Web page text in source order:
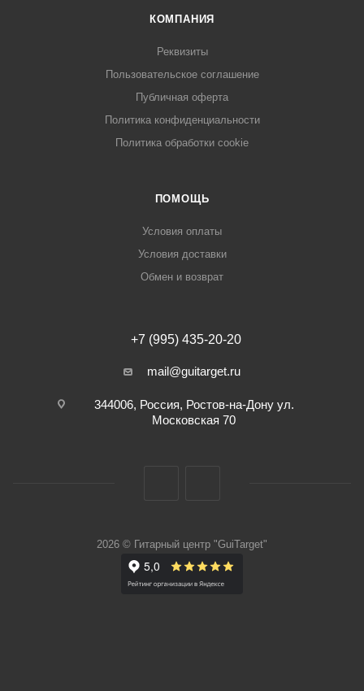
КОМПАНИЯ
Реквизиты
Пользовательское соглашение
Публичная оферта
Политика конфиденциальности
Политика обработки cookie
ПОМОЩЬ
Условия оплаты
Условия доставки
Обмен и возврат
+7 (995) 435-20-20
mail@guitarget.ru
344006, Россия, Ростов-на-Дону ул.
Московская 70
2026 © Гитарный центр "GuiTarget"